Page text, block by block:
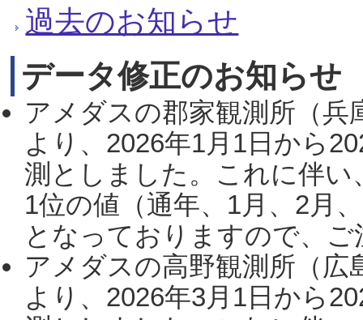
過去のお知らせ
データ修正のお知らせ
アメダスの郡家観測所（
より、2026年1月1日から
測としました。これに伴い
1位の値（通年、1月、2月
となっておりますので、
アメダスの高野観測所（
より、2026年3月1日から